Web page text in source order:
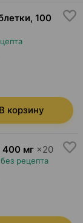
, 100
В корзину
400 мг ×20
без рецепта